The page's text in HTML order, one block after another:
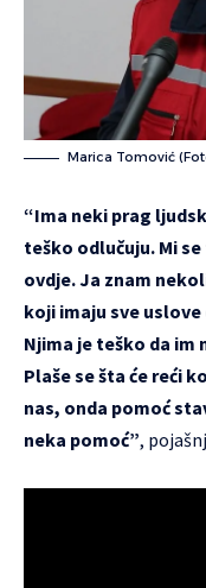
Marica Tomović
“Ima neki prag
teško odlučuju. Mi
ovdje. Ja znam
koji imaju sve
Njima je teško da im
Plaše se šta će reći
nas, onda pomoć
neka pomoć”,